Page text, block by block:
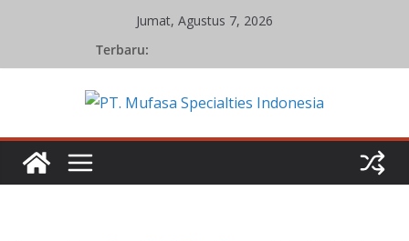
Jumat, Agustus 7, 2026
Terbaru: